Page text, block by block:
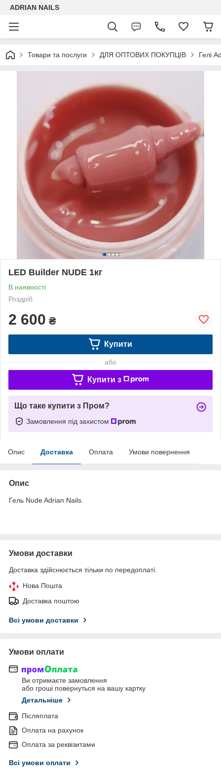
ADRIAN NAILS
Товари та послуги ДЛЯ ОПТОВИХ ПОКУПЦІВ Гелі
LED Builder NUDE 1кг
В наявності
Роздріб
2 600 ₴
Купити
або
Купити з
Що таке купити з Пром?
Замовлення під захистом
Опис Доставка Оплата Умови повернення
Опис
Гель Nude Adrian Nails.
Умови доставки
Доставка здійснюється тільки по передоплаті.
Нова Пошта
Доставка поштою
Всі умови доставки
Умови оплати
Ви отримаєте замовлення
або гроші повернуться на вашу картку
Детальніше
Післяплата
Оплата на рахунок
Оплата за реквізитами
Всі умови оплати